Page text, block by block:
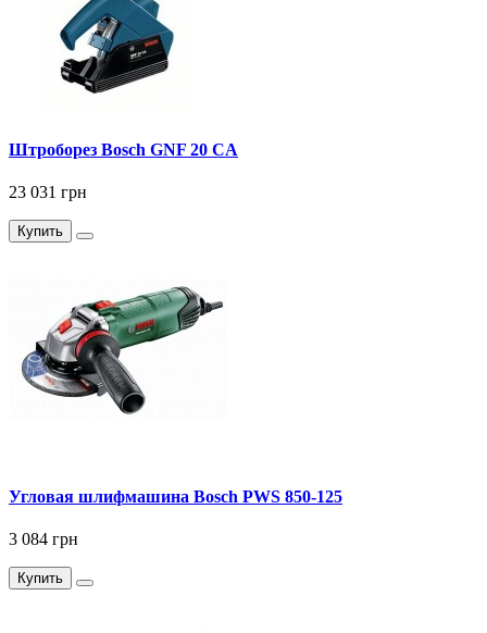
Штроборез Bosch GNF 20 CA
23 031 грн
Купить
Угловая шлифмашина Bosch PWS 850-125
3 084 грн
Купить